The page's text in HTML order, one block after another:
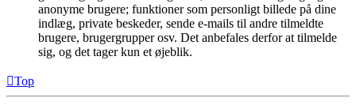
anonyme brugere; funktioner som personligt billede på dine
indlæg, private beskeder, sende e-mails til andre tilmeldte
brugere, brugergrupper osv. Det anbefales derfor at tilmelde
sig, og det tager kun et øjeblik.
Top